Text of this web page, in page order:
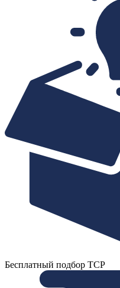
Бесплатный подбор ТСР